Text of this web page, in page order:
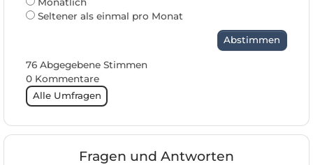
Seltener als einmal pro Monat
Abstimmen
76 Abgegebene Stimmen
0 Kommentare
Alle Umfragen
Fragen und Antworten